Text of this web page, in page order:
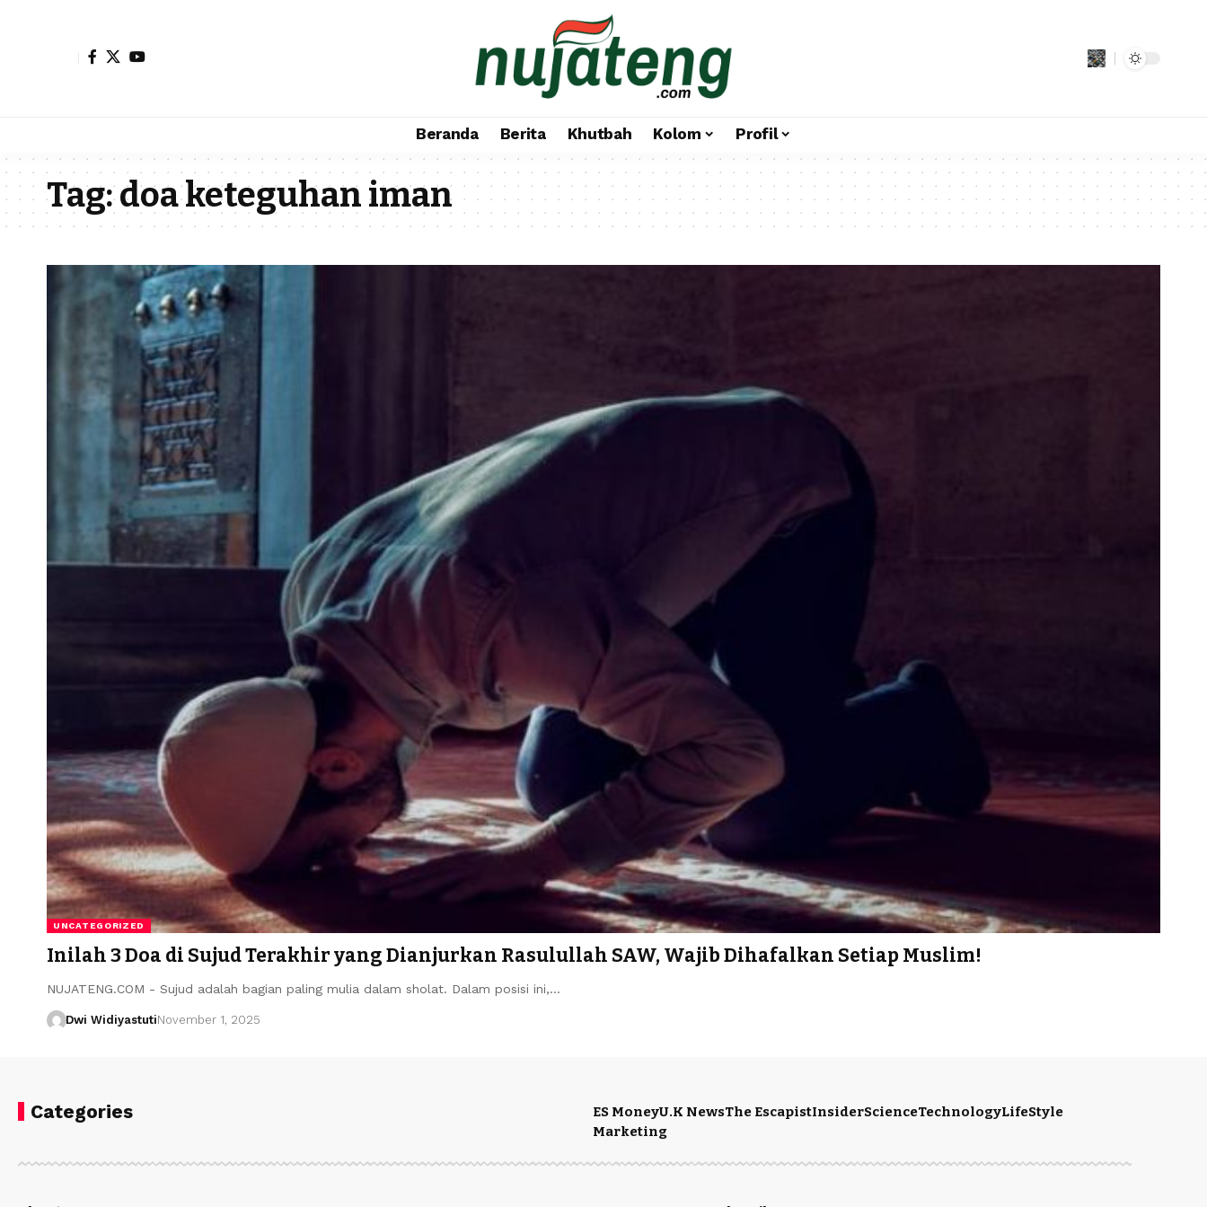
Beranda Berita Khutbah Kolom Profil
Tag:doa keteguhan iman
UNCATEGORIZED
Inilah 3 Doa di Sujud Terakhir yang Dianjurkan Rasulullah SAW, Wajib Dihafalkan Setiap Muslim!
NUJATENG.COM - Sujud adalah bagian paling mulia dalam sholat. Dalam posisi ini,…
Dwi WidiyastutiNovember 1, 2025
Categories ES MoneyU.K NewsThe EscapistInsiderScienceTechnologyLifeStyle
Marketing